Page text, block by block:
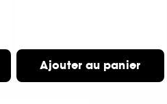
Ajouter au panier